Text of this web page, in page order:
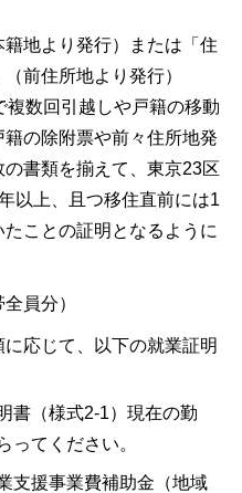
籍地より発行）または「住
前住所地より発行）
数回引越しや戸籍の移動
の除附票や前々住所地発
書類を揃えて、東京23区
以上、且つ移住直前には1
ことの証明となるように
員分）
応じて、以下の就業証明
書（様式2-1）現在の勤
ってください。
支援事業費補助金（地域